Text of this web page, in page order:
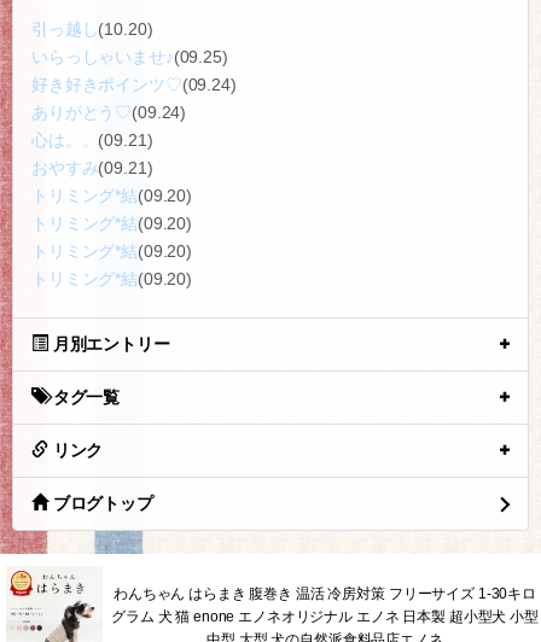
引っ越し(10.20)
いらっしゃいませ♪(09.25)
好き好きポインツ♡(09.24)
ありがとう♡(09.24)
心は。。 (09.21)
おやすみ(09.21)
トリミング*結(09.20)
トリミング*結(09.20)
トリミング*結(09.20)
トリミング*結(09.20)
月別エントリー
タグ一覧
リンク
ブログトップ
わんちゃん はらまき 腹巻き 温活 冷房対策 フリーサイズ 1-30キロ
グラム 犬 猫 enone エノネオリジナル エノネ 日本製 超小型犬 小型